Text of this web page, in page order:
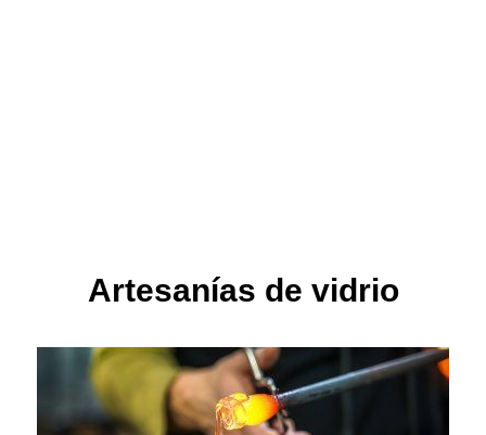
Artesanías de vidrio